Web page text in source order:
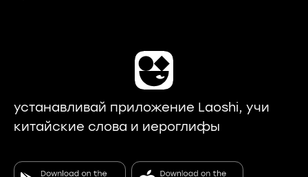
устанавливай приложение Laoshi, учи
китайские слова и иероглифы